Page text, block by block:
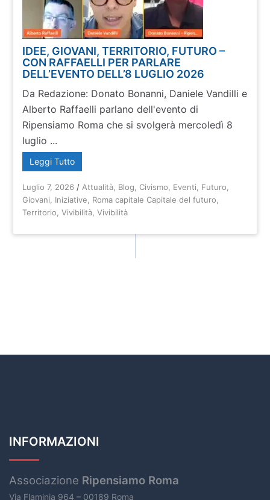
IDEE, GIOVANI, TERRITORIO, FUTURO –
CON RAFFAELLI PER PARLARE
DELL’EVENTO DELL’8 LUGLIO 2026
Da Redazione: Donato Bonanni, Daniele Vandilli e
Alberto Raffaelli parlano dell'evento di
Ripensiamo Roma che si svolgerà mercoledì 8
luglio ...
Leggi Tutto
Luglio 7, 2026 / Attualità Blog ,Civismo Eventi Futuro
Giovani
Iniziative Roma capitale Capitale del futuro
Territorio ,Vivibilità ,Vivibilità
INFORMAZIONI
Associazione Ripensiamo Roma
Via Flaminia 964 – 00189 Roma